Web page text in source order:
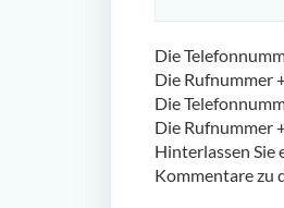
Die
Die Rufnummer
Die
Die Rufnummer
Hinterlassen Sie
Kommentare zu